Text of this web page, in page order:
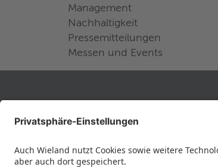
Management
Nachhaltigkeit
Pressemitteilungen
Messen und Events
RECHTLICHES
Datenschutz